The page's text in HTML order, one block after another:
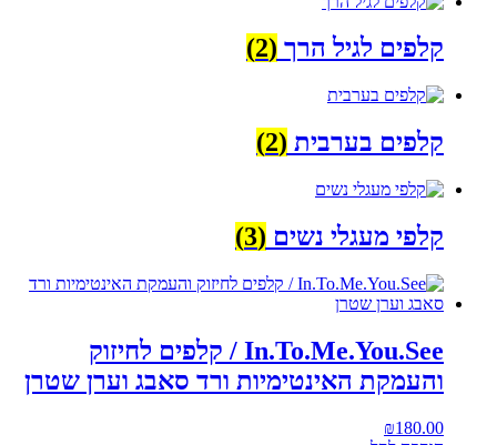
קלפים לגיל הרך (2)
קלפים בערבית (2)
קלפי מעגלי נשים (3)
In.To.Me.You.See / קלפים לחיזוק
והעמקת האינטימיות ורד סאבג וערן שטרן
₪180.00